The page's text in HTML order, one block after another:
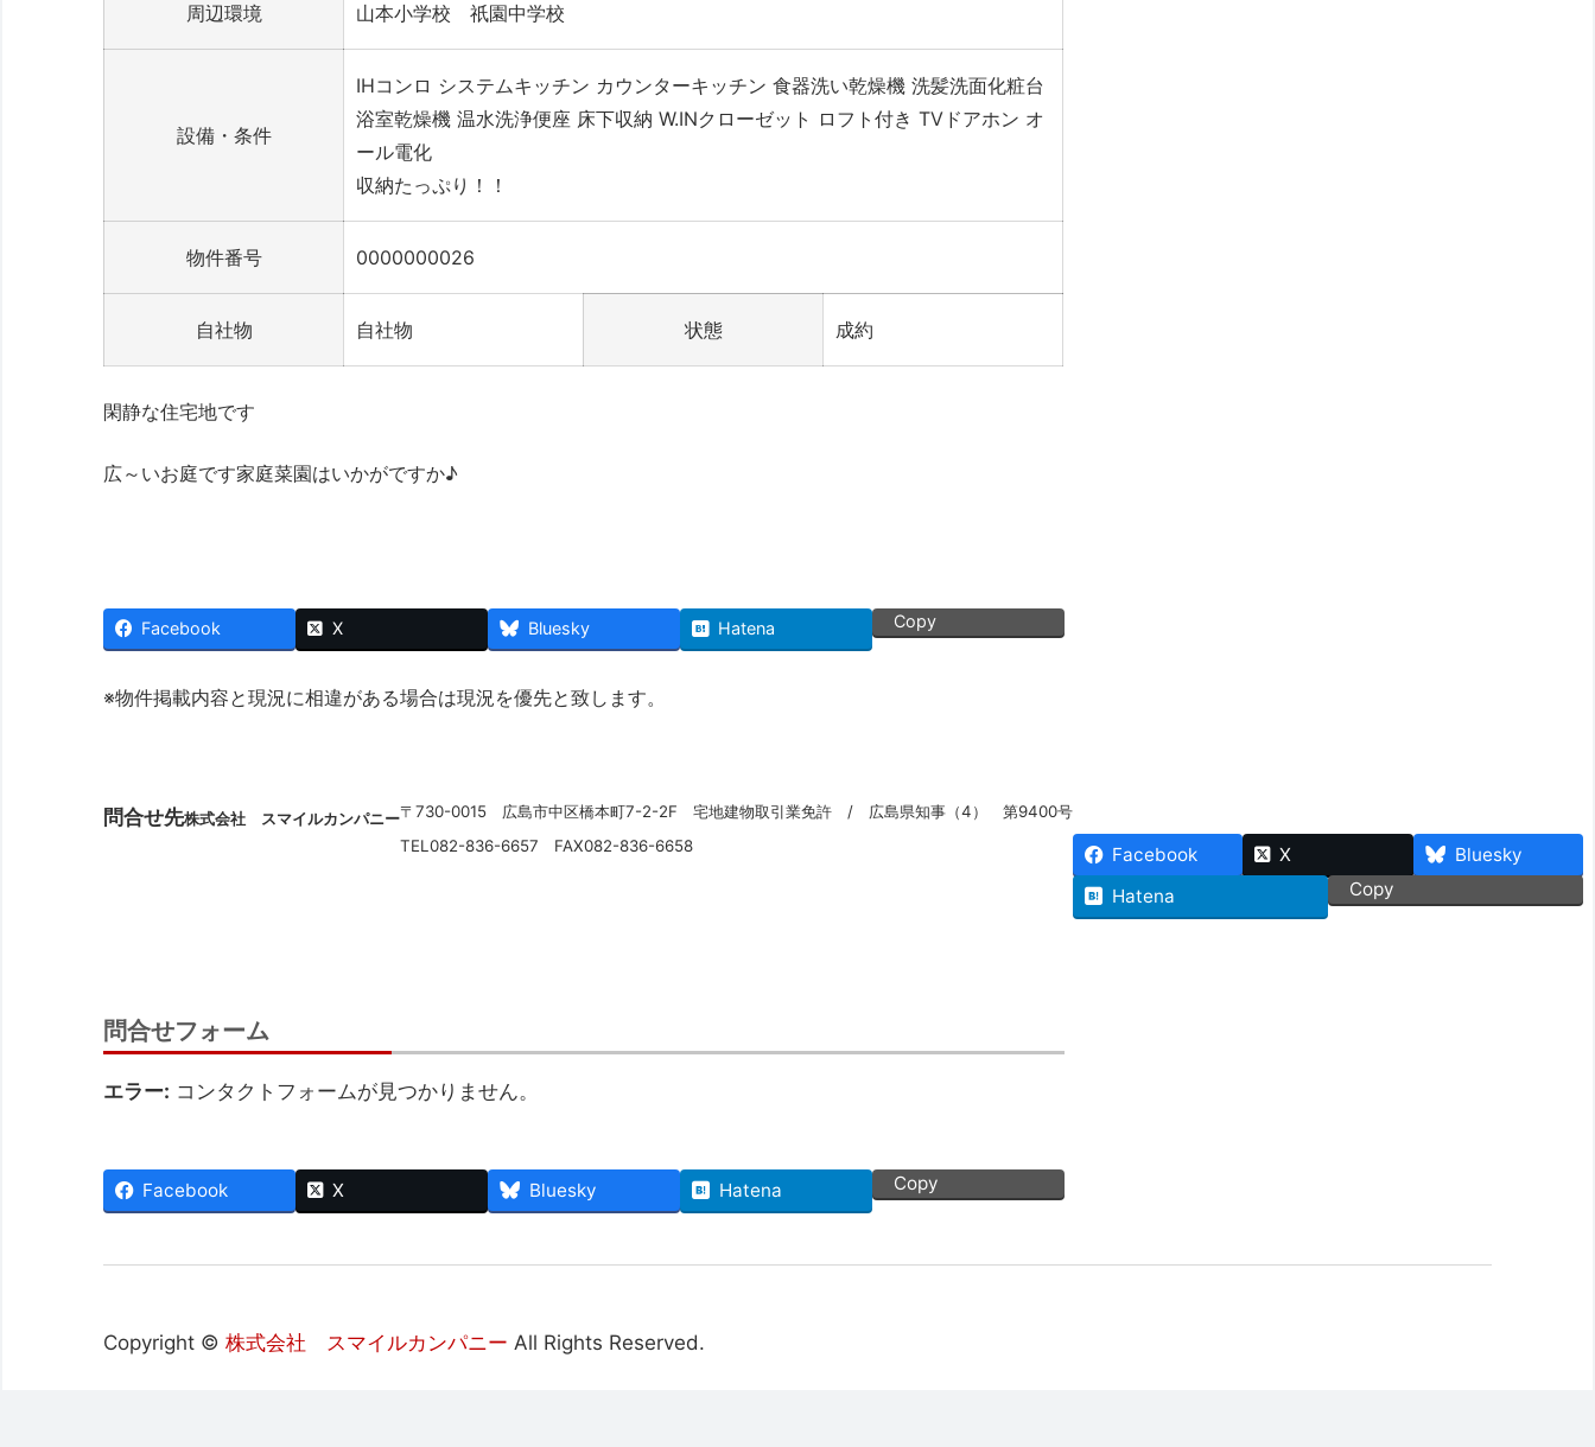
周辺環境 山本小学校 祇園中学校
設備・条件
IHコンロ システムキッチン カウンターキッチン 食器洗い乾燥機 洗髪洗面化粧台
浴室乾燥機 温水洗浄便座 床下収納 W.INクローゼット ロフト付き TVドアホン オ
ール電化
収納たっぷり！！
物件番号 0000000026
自社物 自社物 状態 成約
閑静な住宅地です
広～いお庭です家庭菜園はいかがですか♪
Facebook X Bluesky Hatena Copy
※物件掲載内容と現況に相違がある場合は現況を優先と致します。
問合せ先株式会社 スマイルカンパニー〒730-0015 広島市中区橋本町7-2-2F
TEL082-836-6657 FAX082-836-6658
宅地建物取引業免許 / 広島県知事（4） 第9400号
Facebook X
Bluesky
Hatena
Copy
問合せフォーム
エラー: コンタクトフォームが見つかりません。
Facebook X Bluesky Hatena Copy
Copyright © 株式会社 スマイルカンパニー All Rights Reserved.